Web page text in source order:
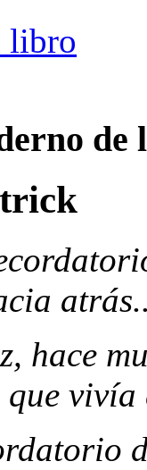
libro
de
hace
vivía